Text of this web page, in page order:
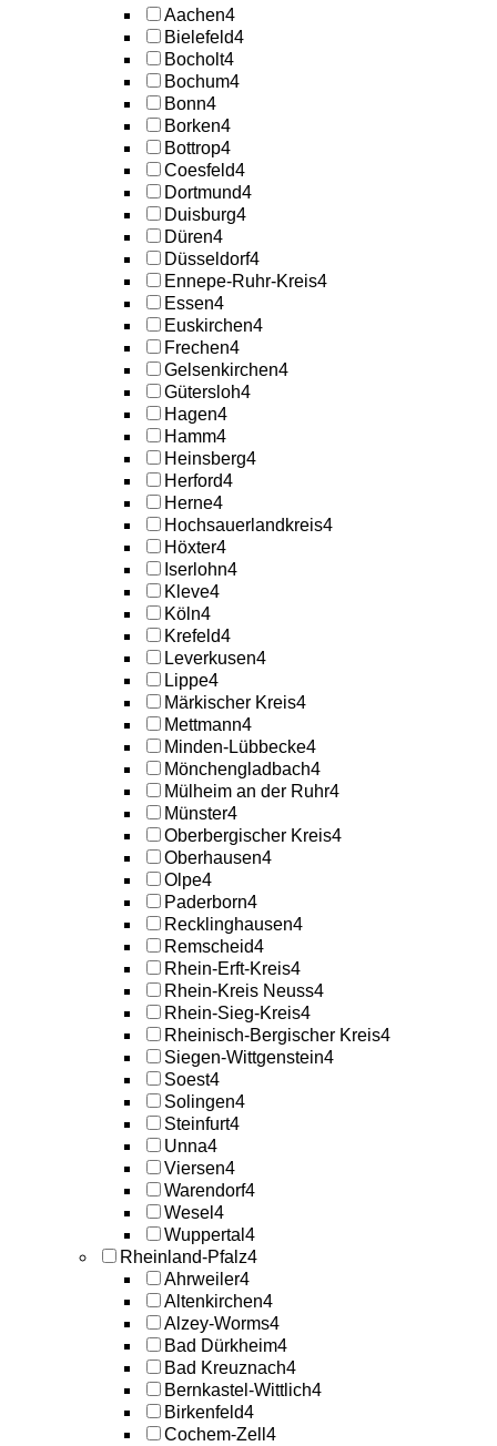
Aachen4
Bielefeld4
Bocholt4
Bochum4
Bonn4
Borken4
Bottrop4
Coesfeld4
Dortmund4
Duisburg4
Düren4
Düsseldorf4
Ennepe-Ruhr-Kreis4
Essen4
Euskirchen4
Frechen4
Gelsenkirchen4
Gütersloh4
Hagen4
Hamm4
Heinsberg4
Herford4
Herne4
Hochsauerlandkreis4
Höxter4
Iserlohn4
Kleve4
Köln4
Krefeld4
Leverkusen4
Lippe4
Märkischer Kreis4
Mettmann4
Minden-Lübbecke4
Mönchengladbach4
Mülheim an der Ruhr4
Münster4
Oberbergischer Kreis4
Oberhausen4
Olpe4
Paderborn4
Recklinghausen4
Remscheid4
Rhein-Erft-Kreis4
Rhein-Kreis Neuss4
Rhein-Sieg-Kreis4
Rheinisch-Bergischer Kreis4
Siegen-Wittgenstein4
Soest4
Solingen4
Steinfurt4
Unna4
Viersen4
Warendorf4
Wesel 4
Wuppertal 4
Rheinland-Pfalz4
Ahrweiler4
Altenkirchen4
Alzey-Worms4
Bad Dürkheim4
Bad Kreuznach4
Bernkastel-Wittlich4
Birkenfeld4
Cochem-Zell 4